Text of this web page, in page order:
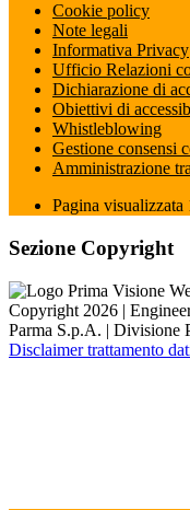
Cookie policy
Note legali
Informativa Privacy
Ufficio Relazioni
Dichiarazione di
Obiettivi di
Whistleblowing
Gestione consensi
Amministrazione
Pagina visualizzata
Sezione Copyright
Copyright 2026 |
Parma S.p.A. | Divisione
Disclaimer trattamento